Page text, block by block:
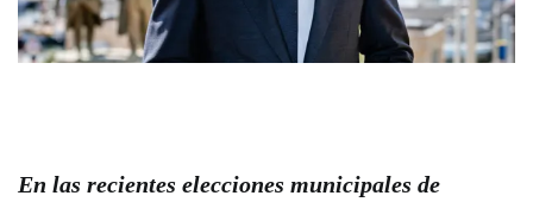
En las recientes elecciones municipales de